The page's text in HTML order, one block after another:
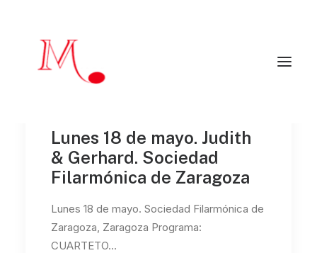
Mendialdua Music
Críticas y reseñas
Programadores
Lunes 18 de mayo. Judith
& Gerhard. Sociedad
Filarmónica de Zaragoza
Lunes 18 de mayo. Sociedad Filarmónica de
Zaragoza, Zaragoza Programa:
CUARTETO…